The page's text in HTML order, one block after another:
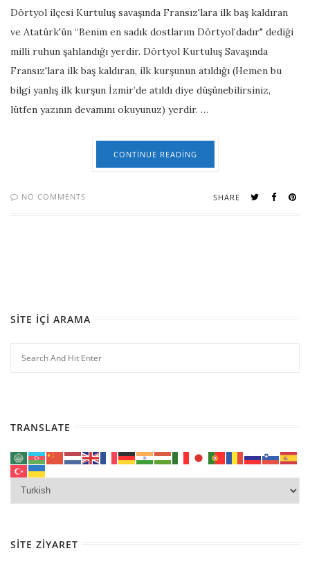
Dörtyol ilçesi Kurtuluş savaşında Fransız'lara ilk baş kaldıran
ve Atatürk'ün “Benim en sadık dostlarım Dörtyol’dadır" dediği
milli ruhun şahlandığı yerdir. Dörtyol Kurtuluş Savaşında
Fransız'lara ilk baş kaldıran, ilk kurşunun atıldığı (Hemen bu
bilgi yanlış ilk kurşun İzmir’de atıldı diye düşünebilirsiniz,
lütfen yazının devamını okuyunuz) yerdir. …
CONTINUE READING
NO COMMENTS SHARE
SITE İÇI ARAMA
TRANSLATE
SITE ZIYARET